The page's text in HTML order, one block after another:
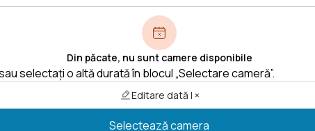
Din păcate, nu sunt camere disponibile
selectați o altă durată în blocul „Selectare cameră”.
Editare dată | ×
Selectează camera